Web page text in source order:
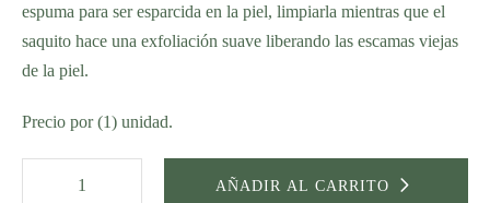
espuma para ser esparcida en la piel, limpiarla mientras que el
saquito hace una exfoliación suave liberando las escamas viejas
de la piel.
Precio por (1) unidad.
AÑADIR AL CARRITO